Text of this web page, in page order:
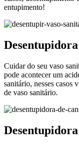
entupimento!
Cuidar do seu vaso
pode acontecer um
sanitário, nesses casos
de vaso sanitário.